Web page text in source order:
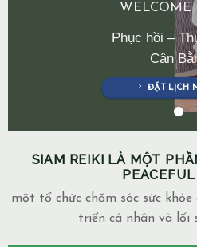
WELCOME
Phục hồi –
Cân
ĐẶT LỊCH
SIAM REIKI LÀ MỘT
một tổ chức chăm sóc sức
triển cá nhân và lối